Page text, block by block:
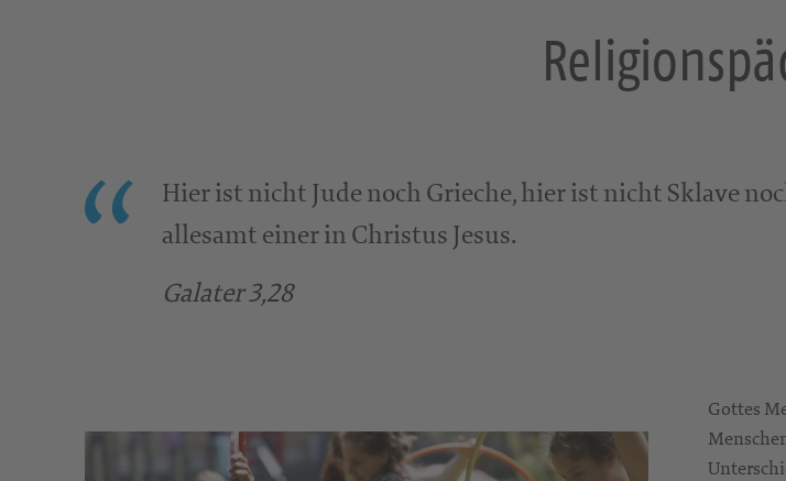
Hier ist nicht Jude noch Grieche, hier ist nicht Sklave
allesamt einer in Christus Jesus.
Galater 3,28
Gottes